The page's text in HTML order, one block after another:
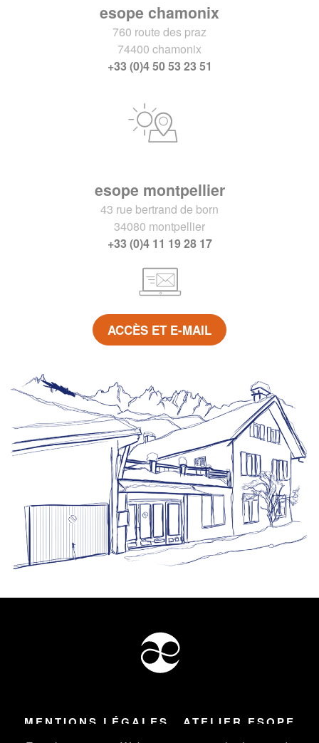
esope chamonix
760 route des praz
74400 chamonix
+33 (0)4 50 53 23 51
esope montpellier
43 rue bertrand de born
34080 montpellier
+33 (0)4 11 19 28 17
ACCÈS ET E-MAIL
MENTIONS LÉGALES ATELIER ESOPE